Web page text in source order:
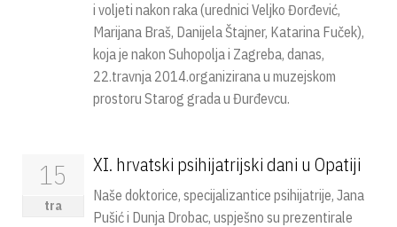
i voljeti nakon raka (urednici Veljko Đorđević,
Marijana Braš, Danijela Štajner, Katarina Fuček),
koja je nakon Suhopolja i Zagreba, danas,
22.travnja 2014.organizirana u muzejskom
prostoru Starog grada u Đurđevcu.
15
tra
XI. hrvatski psihijatrijski dani u Opatiji
Naše doktorice, specijalizantice psihijatrije, Jana
Pušić i Dunja Drobac, uspješno su prezentirale